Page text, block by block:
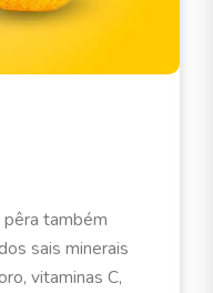
também
sais minerais
vitaminas C,